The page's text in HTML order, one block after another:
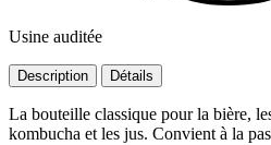
Usine auditée
Description Détails
La bouteille classique pour la bière,
kombucha et les jus. Convient à la